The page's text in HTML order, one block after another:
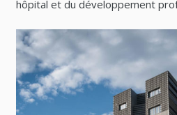
hôpital et du développement